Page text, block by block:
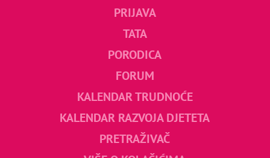
PRIJAVA
TATA
PORODICA
FORUM
KALENDAR TRUDNOĆE
KALENDAR RAZVOJA DJETETA
PRETRAŽIVAČ